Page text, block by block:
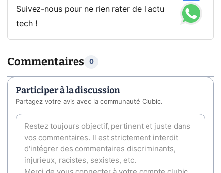
Suivez-nous pour ne rien rater de l'actu
tech !
Commentaires 0
Participer à la discussion
Partagez votre avis avec la communauté Clubic.